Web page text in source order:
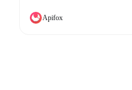
权配置，并提供更明确的
Apifox